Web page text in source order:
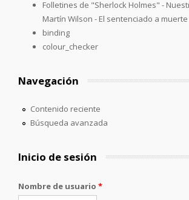
Folletines de "Sherlock Holmes" -
Martín Wilson - El sentenciado a muerte
binding
colour_checker
Navegación
Contenido reciente
Búsqueda avanzada
Inicio de sesión
Nombre de usuario *